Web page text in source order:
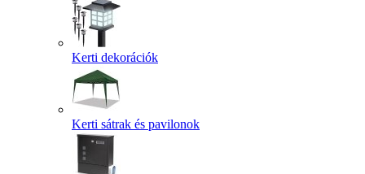
Kerti dekorációk
Kerti sátrak és pavilonok